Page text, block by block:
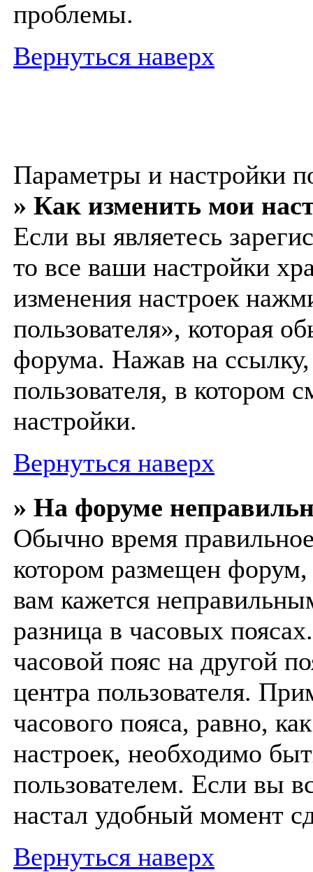
проблемы.
Вернуться наверх
Параметры и настройки
» Как изменить мои
Если вы являетесь
то все ваши настройки
изменения настроек
пользователя», которая
форума. Нажав на
пользователя, в котором
настройки.
Вернуться наверх
» На форуме
Обычно время
котором размещен
вам кажется
разница в часовых
часовой пояс на другой
центра пользователя.
часового пояса, равно,
настроек, необходимо
пользователем. Если вы
настал удобный момент
Вернуться наверх